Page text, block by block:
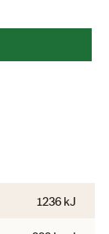
1236 kJ